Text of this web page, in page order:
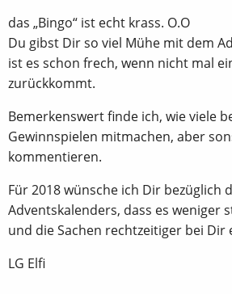
das „Bingo“ ist echt krass. O.O
Du gibst Dir so viel Mühe mit dem
ist es schon frech, wenn nicht mal
zurückkommt.
Bemerkenswert finde ich, wie viele
Gewinnspielen mitmachen, aber
kommentieren.
Für 2018 wünsche ich Dir bezüglich
Adventskalenders, dass es weniger
und die Sachen rechtzeitiger bei Dir
LG Elfi